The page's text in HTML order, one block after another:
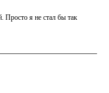
Просто я не стал бы так